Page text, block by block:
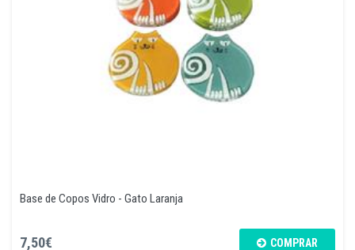
Base de Copos Vidro - Gato Laranja
7,50€ COMPRAR